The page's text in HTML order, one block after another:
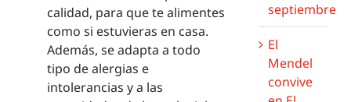
calidad, para que te alimentes
como si estuvieras en casa.
Además, se adapta a todo
tipo de alergias e
intolerancias y a las
septiembre
El
Mendel
convive